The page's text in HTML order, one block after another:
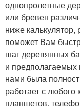
однопролетные
или бревен
ниже калькулятор,
поможет Вам
шаг деревянных
и предполагаемых
нами была
работает с
планшетов,